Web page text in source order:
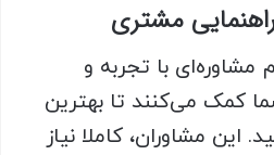
مشتری
مشاوره‌ای با تجربه و
کمک می‌کنند تا بهترین
این مشاوران، کاملا نیاز